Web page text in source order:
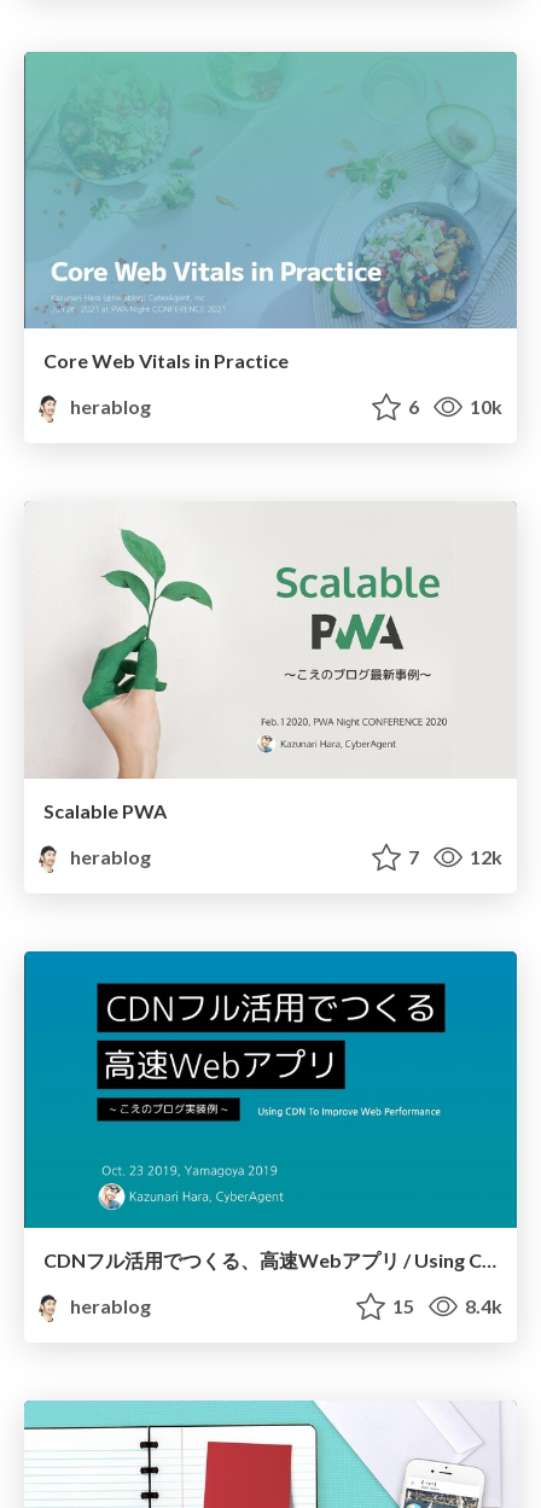
Core Web Vitals in Practice
herablog
6 10k
Scalable PWA
herablog
7 12k
CDNフル活用でつくる、高速Webアプリ / Using CDN To Improve Web Performance
herablog
15 8.4k